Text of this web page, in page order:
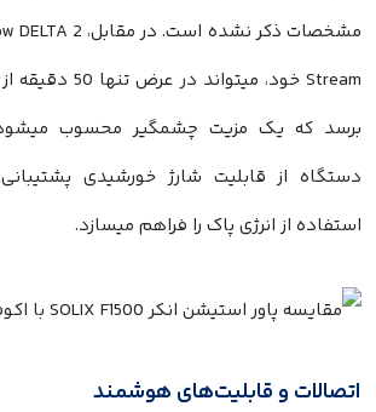
برسد که یک مزیت چشمگیر محسوب
دستگاه از قابلیت شارژ خورشیدی
استفاده از انرژی پاک را فراهم میسازد.
اتصالات و قابلیت‌های هوشمند